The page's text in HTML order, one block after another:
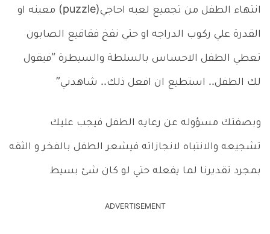
انتهاء الطفل من تجميع لعبه احاجي(puzzle) معينه او
القدرة علي ركوب الدراجه او حتي نفخ فقاقيع الصابون
تعطي الطفل الاحساس بالسلطة والسيطرة “فيقول
لك الطفل.. استطيع ان افعل ذلك.. شاهدني”
وبصفتك مسؤوله عن رعايه الطفل فيجب عليك
تشجيعه والانتباه لانجازاته فيشعر الطفل بالفخر و الثقه
بمجرد تقديرنا لما يفعله حتي لو كان شئ بسيط
ADVERTISEMENT